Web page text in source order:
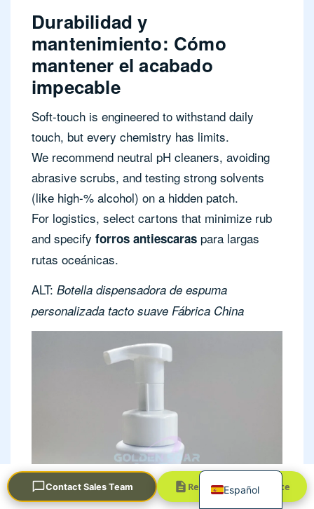
Durabilidad y
mantenimiento: Cómo
mantener el acabado
impecable
Soft-touch is engineered to withstand daily
touch, but every chemistry has limits.
We recommend neutral pH cleaners, avoiding
abrasive scrubs, and testing strong solvents
(like high-% alcohol) on a hidden patch.
For logistics, select cartons that minimize rub
and specify forros antiescaras para largas
rutas oceánicas.
ALT: Botella dispensadora de espuma
personalizada tacto suave Fábrica China
Contact Sales Team Request a Quick Quote
Español
English